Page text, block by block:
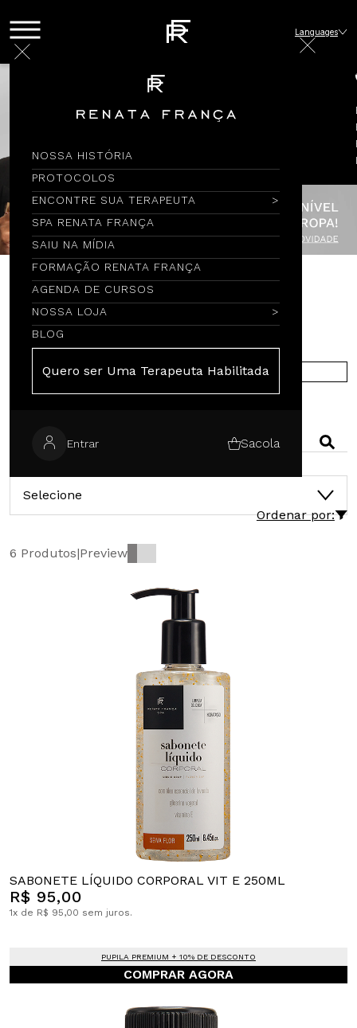
NOSSA HISTÓRIA
PROTOCOLOS
ENCONTRE SUA TERAPEUTA
SPA RENATA FRANÇA
SAIU NA MÍDIA
FORMAÇÃO RENATA FRANÇA
AGENDA DE CURSOS
NOSSA LOJA
BLOG
Quero ser Uma Terapeuta Habilitada
Entrar Sacola
Languages
Encontre por Nome
COMPRE NA EUROPA
Selecione
Ordenar por:
6 Produtos|Preview
SABONETE LÍQUIDO CORPORAL VIT E 250ML
R$ 95,00
1x de R$ 95,00 sem juros.
PUPILA PREMIUM + 10% DE DESCONTO
COMPRAR AGORA